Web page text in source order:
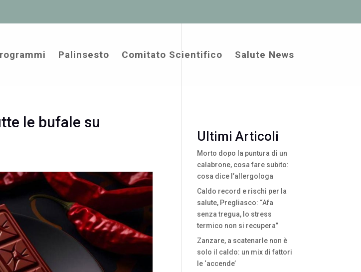
Palinsesto Comitato Scientifico Salute News
le bufale su
Ultimi Articoli
Morto dopo la puntura di un
calabrone, cosa fare subito:
cosa dice l’allergologa
Caldo record e rischi per la
salute, Pregliasco: “Afa
senza tregua, lo stress
termico non si recupera”
Zanzare, a scatenarle non è
solo il caldo: un mix di fattori
le ‘accende’